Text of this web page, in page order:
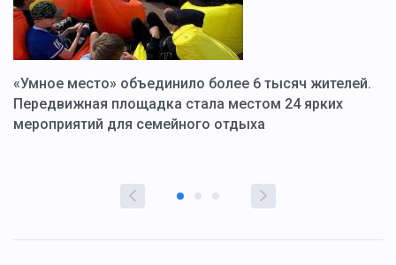
«Умное место» объединило более 6 тысяч жителей.
Передвижная площадка стала местом 24 ярких
мероприятий для семейного отдыха